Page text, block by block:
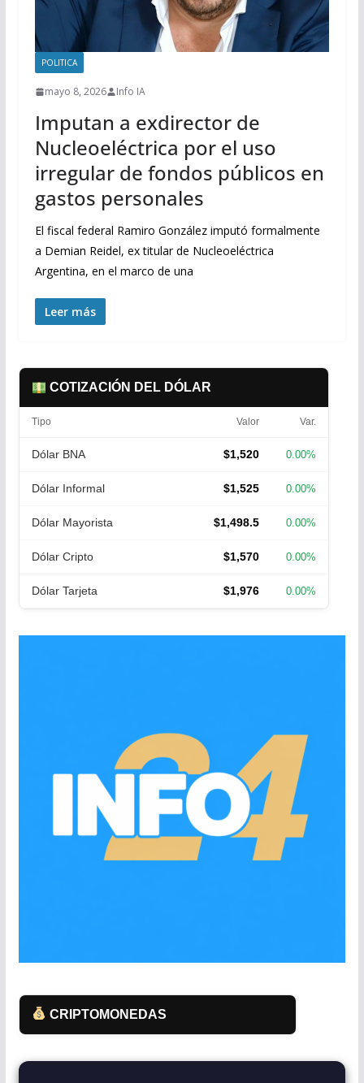
POLITICA
mayo 8, 2026 Info IA
Imputan a exdirector de
Nucleoeléctrica por el uso
irregular de fondos públicos en
gastos personales
El fiscal federal Ramiro González imputó formalmente
a Demian Reidel, ex titular de Nucleoeléctrica
Argentina, en el marco de una
Leer más
COTIZACIÓN DEL DÓLAR
Tipo Valor Var.
Dólar BNA $1,520 0.00%
Dólar Informal $1,525 0.00%
Dólar Mayorista $1,498.5 0.00%
Dólar Cripto $1,570 0.00%
Dólar Tarjeta $1,976 0.00%
CRIPTOMONEDAS